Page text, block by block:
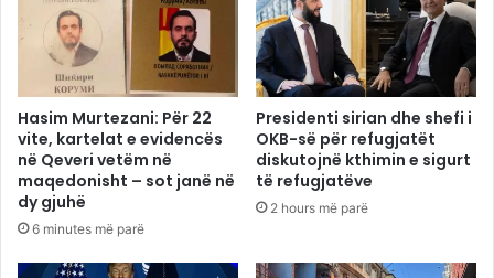
Hasim Murtezani: Për 22
vite, kartelat e evidencës
në Qeveri vetëm në
maqedonisht – sot janë në
dy gjuhë
6 minutes më parë
Presidenti sirian dhe shefi i
OKB-së për refugjatët
diskutojnë kthimin e sigurt
të refugjatëve
2 hours më parë